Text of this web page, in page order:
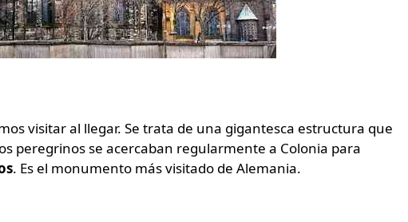
visitar al llegar. Se trata de una gigantesca estructura que
peregrinos se acercaban regularmente a Colonia para
. Es el monumento más visitado de Alemania.